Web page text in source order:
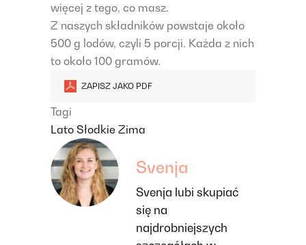
więcej z tego, co masz.
Z naszych składników powstaje około
500 g lodów, czyli 5 porcji. Każda z nich
to około 100 gramów.
ZAPISZ JAKO PDF
Tagi
Lato Słodkie Zima
Svenja
Svenja lubi skupiać
się na
najdrobniejszych